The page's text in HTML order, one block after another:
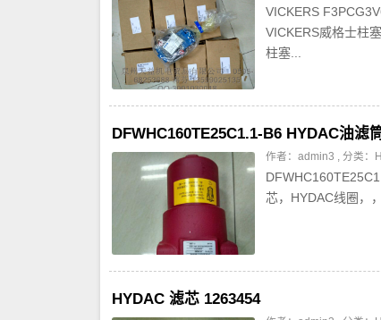
VICKERS
VICKERS威格士柱
柱塞...
DFWHC160TE25C1.1-B6 HYDAC油滤
作者：admin3 , 分类：
芯，HYDAC线圈，
HYDAC 滤芯 1263454